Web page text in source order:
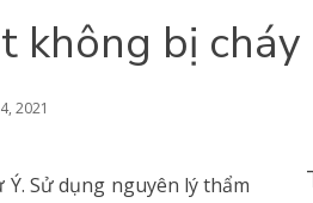
không bị
2021
Sử dụng nguyên lý thẩm